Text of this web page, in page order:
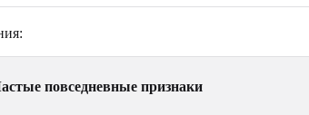
повседневные признаки